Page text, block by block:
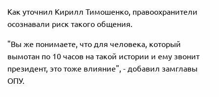
Как уточнил Кирилл Тимошенко, правоохранители
осознавали риск такого общения.
"Вы же понимаете, что для человека, который
вымотан по 10 часов на такой истории и ему звонит
президент, это тоже влияние", - добавил замглавы
ОПУ.